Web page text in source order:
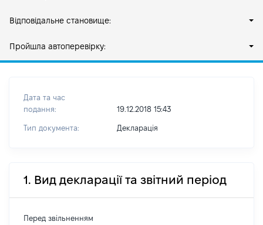
Відповідальне становище:
Пройшла автоперевірку:
Дата та час
подання:
19.12.2018 15:43
Тип документа: Декларація
1. Вид декларації та звітний період
Перед звільненням